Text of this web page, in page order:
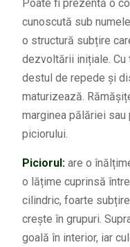
Poate fi prezentă o
cunoscută sub
o structură subțire
dezvoltării inițiale. Cu
destul de repede și
maturizează.
marginea pălăriei sau
piciorului.
Piciorul: are o
o lățime cuprinsă
cilindric, foarte
crește în grupuri.
goală în interior, iar